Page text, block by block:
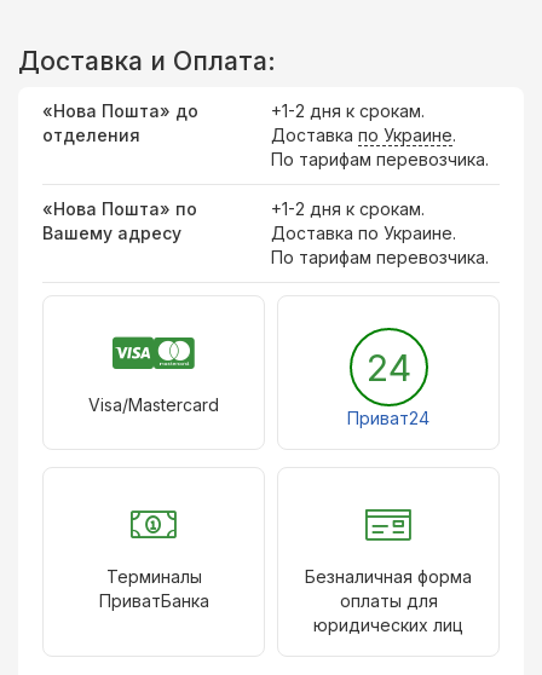
Доставка и Оплата:
«Нова Пошта» до
отделения
+1-2 дня к срокам.
Доставка по Украине.
По тарифам перевозчика.
«Нова Пошта» по
Вашему адресу
+1-2 дня к срокам.
Доставка по Украине.
По тарифам перевозчика.
Visa/Mastercard
24
Приват24
Терминалы
ПриватБанка
Безналичная форма
оплаты для
юридических лиц